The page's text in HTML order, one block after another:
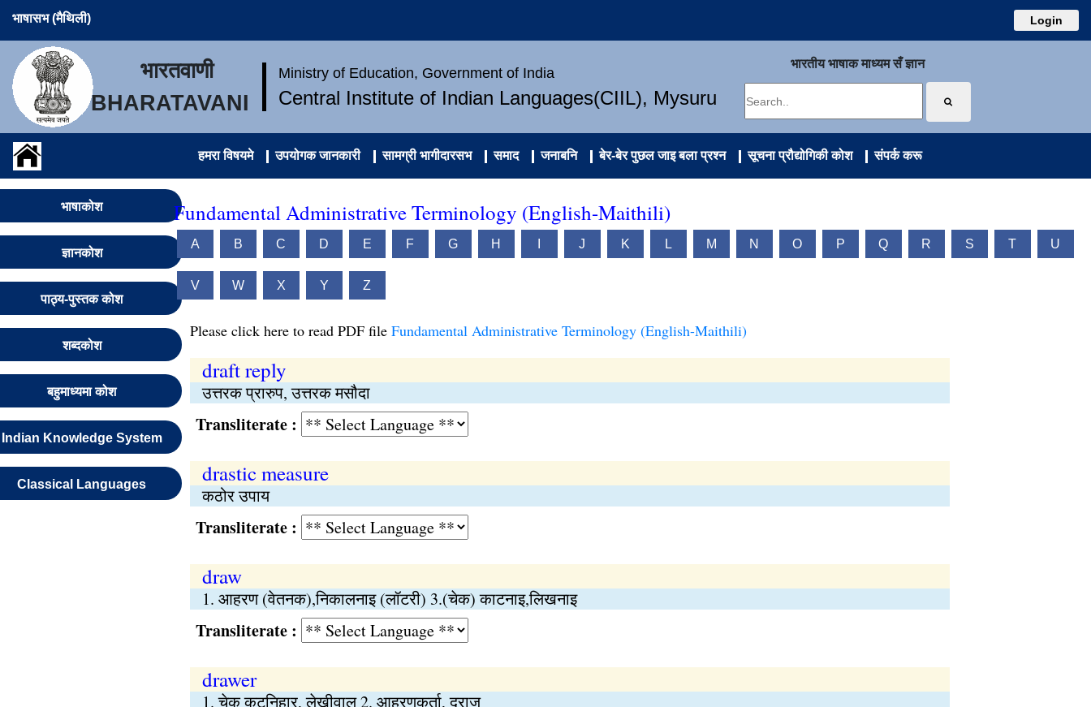
भाषासभ (मैथिली) Login
भारतवाणी
BHARATAVANI
Ministry of Education, Government of India
Central Institute of Indian Languages(CIIL), Mysuru
भारतीय भाषाक माध्यम सँ ज्ञान
हमरा विषयमे उपयोगक जानकारी सामग्री भागीदारसभ समाद जनाबनि बेर-बेर पुछल जाइ बला प्रश्न सूचना प्रौद्योगिकी कोश संपर्क करू
भाषाकोश
ज्ञानकोश
पाठ्य-पुस्तक कोश
शब्दकोश
बहुमाध्यमा कोश
Indian Knowledge System
Classical Languages
Fundamental Administrative Terminology (English-Maithili)
A B C D E F G H J K L M N O P Q R S T U
V W X Y Z
Please click here to read PDF file Fundamental Administrative Terminology (English-Maithili)
draft reply
उत्तरक प्रारुप, उत्तरक मसौदा
Transliterate :
drastic measure
कठोर उपाय
Transliterate :
draw
1. आहरण (वेतनक),निकालनाइ (लॉटरी) 3.(चेक) काटनाइ,लिखनाइ
Transliterate :
drawer
1. चेक कटनिहार, लेखीवाल 2. आहरणकर्ता, दराज